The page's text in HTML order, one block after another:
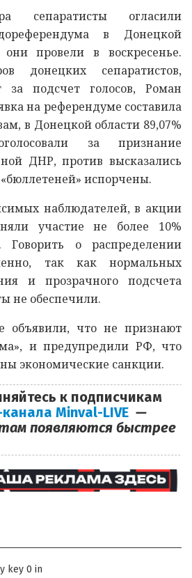
сепаратисты огласили
в Донецкой
провели в воскресенье.
донецких сепаратистов,
за подсчет голосов, Роман
на референдуме составила
в Донецкой области 89,07%
за признание
ДНР, против высказались
«бюллетеней» испорчены.
наблюдателей, в акции
участие не более 10%
Говорить о распределении
так как нормальных
и прозрачного подсчета
не обеспечили.
объявили, что не признают
и предупредили РФ, что
экономические санкции.
к подписчикам
Minval-LIVE —
появляются быстрее
key 0 in